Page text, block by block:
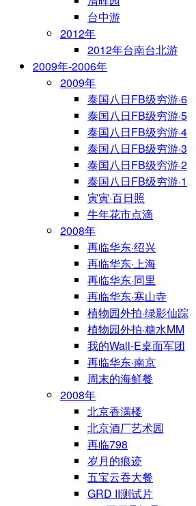
台中游
2012年
2012年台南台北游
2009年-2006年
2009年
泰国八日FB级穷游·6
泰国八日FB级穷游·5
泰国八日FB级穷游·4
泰国八日FB级穷游·3
泰国八日FB级穷游·2
泰国八日FB级穷游·1
寅寅·百日照
牛年花市点滴
2008年
再临华东·绍兴
再临华东·上海
再临华东·同里
再临华东·寒山寺
植物园外拍·绿影仙踪
植物园外拍·糖水MM
我的Wall-E桌面军团
再临华东·南京
周末的海鲜餐
2008年
北京香满楼
北京酒厂艺术园
再临798
岁月的痕迹
五宝云吞大餐
GRD II测试片